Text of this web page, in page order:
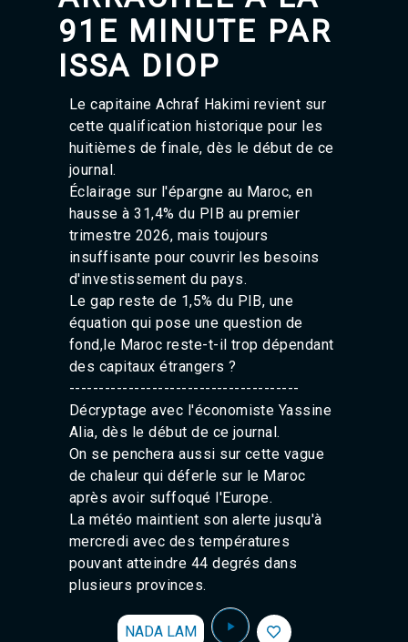
91E MINUTE PAR
ISSA DIOP
Le capitaine Achraf Hakimi revient sur
cette qualification historique pour les
huitièmes de finale, dès le début de ce
journal.
Éclairage sur l'épargne au Maroc, en
hausse à 31,4% du PIB au premier
trimestre 2026, mais toujours
insuffisante pour couvrir les besoins
d'investissement du pays.
Le gap reste de 1,5% du PIB, une
équation qui pose une question de
fond,le Maroc reste-t-il trop dépendant
des capitaux étrangers ?
---------------------------------------
Décryptage avec l'économiste Yassine
Alia, dès le début de ce journal.
On se penchera aussi sur cette vague
de chaleur qui déferle sur le Maroc
après avoir suffoqué l'Europe.
La météo maintient son alerte jusqu'à
mercredi avec des températures
pouvant atteindre 44 degrés dans
plusieurs provinces.
NADA LAM